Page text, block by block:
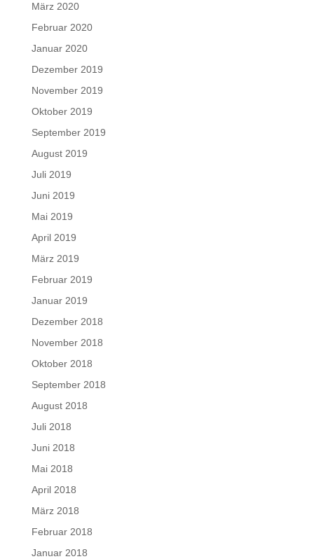
März 2020
Februar 2020
Januar 2020
Dezember 2019
November 2019
Oktober 2019
September 2019
August 2019
Juli 2019
Juni 2019
Mai 2019
April 2019
März 2019
Februar 2019
Januar 2019
Dezember 2018
November 2018
Oktober 2018
September 2018
August 2018
Juli 2018
Juni 2018
Mai 2018
April 2018
März 2018
Februar 2018
Januar 2018